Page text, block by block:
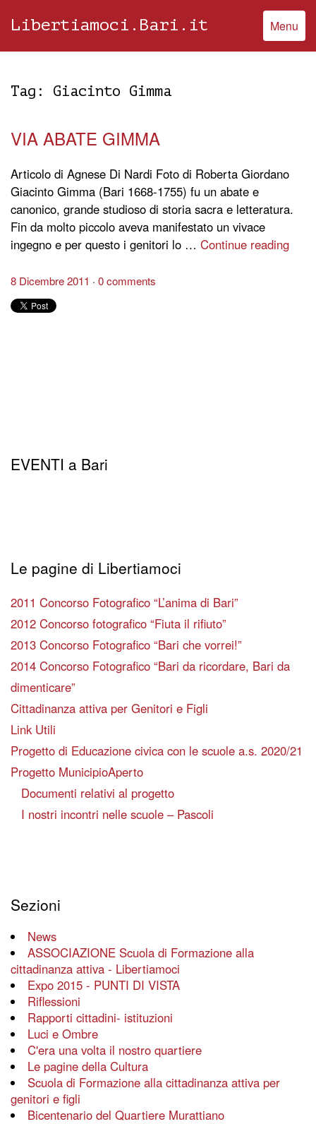
Libertiamoci.Bari.it Menu
Tag: Giacinto Gimma
VIA ABATE GIMMA
Articolo di Agnese Di Nardi Foto di Roberta Giordano
Giacinto Gimma (Bari 1668-1755) fu un abate e
canonico, grande studioso di storia sacra e letteratura.
Fin da molto piccolo aveva manifestato un vivace
ingegno e per questo i genitori lo … Continue reading
8 Dicembre 2011 0 comments
EVENTI a Bari
Le pagine di Libertiamoci
2011 Concorso Fotografico “L’anima di Bari”
2012 Concorso fotografico “Fiuta il rifiuto”
2013 Concorso Fotografico “Bari che vorrei!”
2014 Concorso Fotografico “Bari da ricordare, Bari da
dimenticare”
Cittadinanza attiva per Genitori e Figli
Link Utili
Progetto di Educazione civica con le scuole a.s. 2020/21
Progetto MunicipioAperto
Documenti relativi al progetto
I nostri incontri nelle scuole – Pascoli
Sezioni
News
ASSOCIAZIONE Scuola di Formazione alla
cittadinanza attiva - Libertiamoci
Expo 2015 - PUNTI DI VISTA
Riflessioni
Rapporti cittadini- istituzioni
Luci e Ombre
C'era una volta il nostro quartiere
Le pagine della Cultura
Scuola di Formazione alla cittadinanza attiva per
genitori e figli
Bicentenario del Quartiere Murattiano